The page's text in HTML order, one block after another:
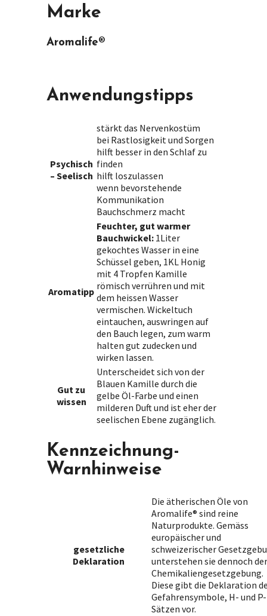
Marke
Aromalife®
Anwendungstipps
Psychisch
– Seelisch
stärkt das Nervenkostüm
bei Rastlosigkeit und Sorgen
hilft besser in den Schlaf zu
finden
hilft loszulassen
wenn bevorstehende
Kommunikation
Bauchschmerz macht
Aromatipp
Feuchter, gut warmer
Bauchwickel: 1Liter
gekochtes Wasser in eine
Schüssel geben, 1KL Honig
mit 4 Tropfen Kamille
römisch verrühren und mit
dem heissen Wasser
vermischen. Wickeltuch
eintauchen, auswringen auf
den Bauch legen, zum warm
halten gut zudecken und
wirken lassen.
Gut zu
wissen
Unterscheidet sich von der
Blauen Kamille durch die
gelbe Öl-Farbe und einen
milderen Duft und ist eher der
seelischen Ebene zugänglich.
Kennzeichnung-
Warnhinweise
gesetzliche
Deklaration
Die ätherischen Öle von
Aromalife® sind reine
Naturprodukte. Gemäss
europäischer und
schweizerischer
unterstehen sie dennoch der
Chemikaliengesetzgebung.
Diese gibt die Deklaration
Gefahrensymbole, H- und P-
Sätzen vor.